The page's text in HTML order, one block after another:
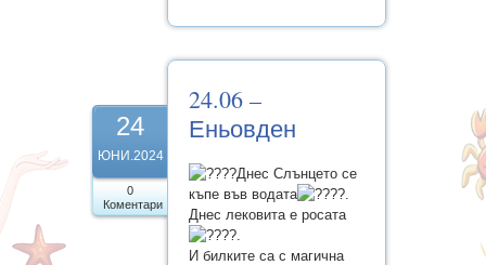
24
ЮНИ.2024
0
Коментари
24.06 –
Еньовден
Днес Слънцето се
къпе във водата
Днес лековита е росата
И билките са с магична